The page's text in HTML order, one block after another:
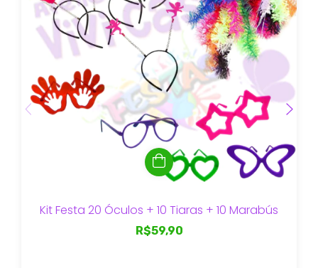
Kit Festa 20 Óculos + 10 Tiaras + 10 Marabús
R$59,90